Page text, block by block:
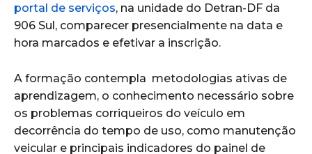
portal de serviços, na unidade do Detran-DF da
906 Sul, comparecer presencialmente na data e
hora marcados e efetivar a inscrição.
A formação contempla metodologias ativas de
aprendizagem, o conhecimento necessário sobre
os problemas corriqueiros do veículo em
decorrência do tempo de uso, como manutenção
veicular e principais indicadores do painel de